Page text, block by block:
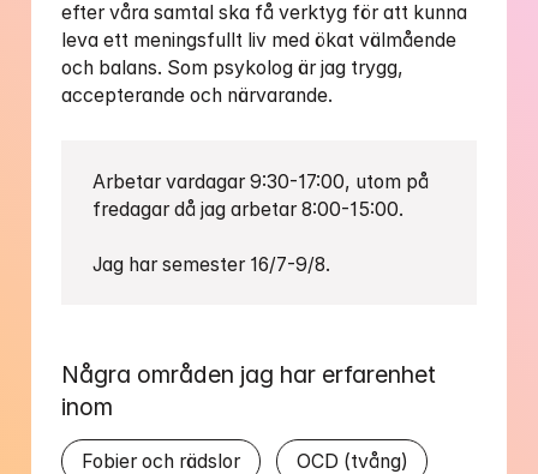
efter våra samtal ska få verktyg för att kunna
leva ett meningsfullt liv med ökat välmående
och balans. Som psykolog är jag trygg,
accepterande och närvarande.
Arbetar vardagar 9:30-17:00, utom på
fredagar då jag arbetar 8:00-15:00.
Jag har semester 16/7-9/8.
Några områden jag har erfarenhet
inom
Fobier och rädslor OCD (tvång)